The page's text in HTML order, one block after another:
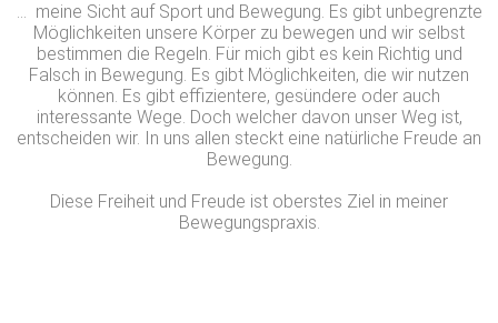
… meine Sicht auf Sport und Bewegung. Es gibt unbegrenzte
Möglichkeiten unsere Körper zu bewegen und wir selbst
bestimmen die Regeln. Für mich gibt es kein Richtig und
Falsch in Bewegung. Es gibt Möglichkeiten, die wir nutzen
können. Es gibt effizientere, gesündere oder auch
interessante Wege. Doch welcher davon unser Weg ist,
entscheiden wir. In uns allen steckt eine natürliche Freude an
Bewegung.
Diese Freiheit und Freude ist oberstes Ziel in meiner
Bewegungspraxis.